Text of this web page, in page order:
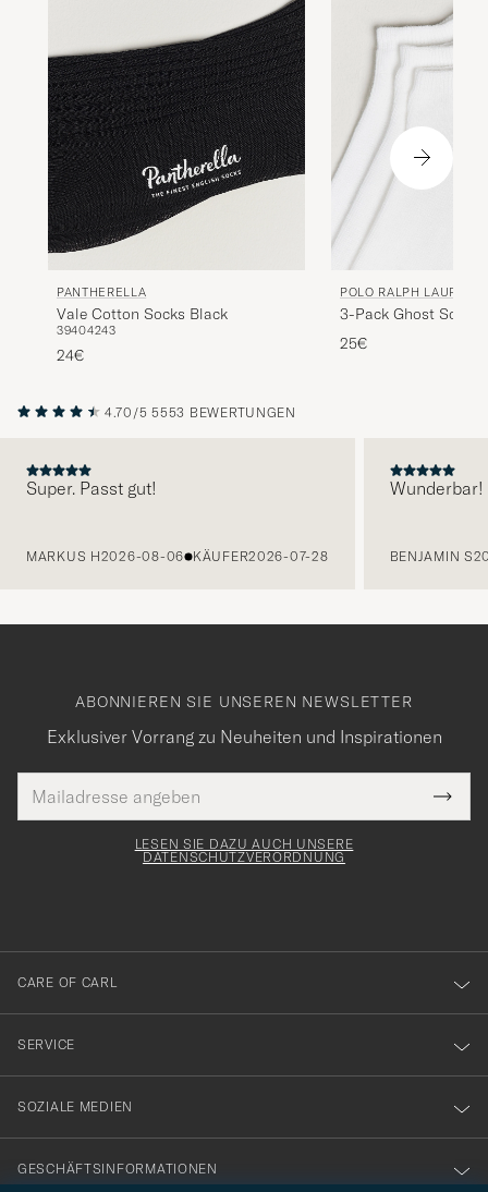
PANTHERELLA
Vale Cotton Socks Black
39404243
24€
POLO RALPH LAUREN
3-Pack Ghost Sock
25€
4.70/5 5553 BEWERTUNGEN
Super. Passt gut!
MARKUS H2026-08-06 KÄUFER2026-07-28
Wunderbar!
BENJAMIN S
ABONNIEREN SIE UNSEREN NEWSLETTER
Exklusiver Vorrang zu Neuheiten und Inspirationen
Mail
Adresse
Tack
för
dig
till
vårt
nyhetsbrev!
LESEN SIE DAZU AUCH UNSERE
DATENSCHUTZVERORDNUNG
CARE OF CARL
SERVICE
SOZIALE MEDIEN
GESCHÄFTSINFORMATIONEN